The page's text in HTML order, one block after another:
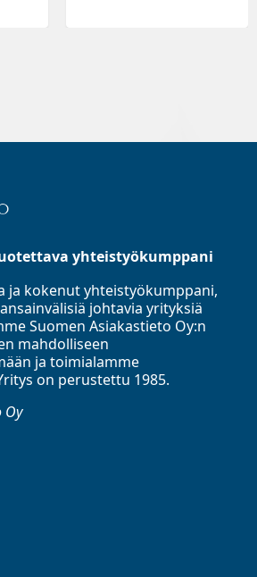
yhteistyökumppani
ja kokenut yhteistyökumppani,
johtavia yrityksiä
Suomen Asiakastieto Oy:n
mahdolliseen
ja toimialamme
on perustettu 1985.
Oy